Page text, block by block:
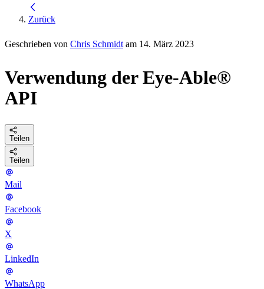
Zurück
Geschrieben von Chris Schmidt am 14. März 2023
Verwendung der Eye-Able®
API
Teilen
Teilen
Mail
Facebook
X
LinkedIn
WhatsApp